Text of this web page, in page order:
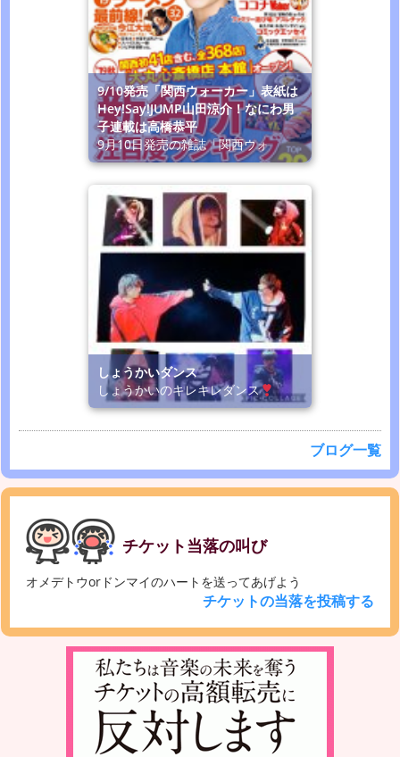
9/10発売「関西ウォーカー」表紙は
Hey!Say!JUMP山田涼介！なにわ男
子連載は高橋恭平
9月10日発売の雑誌「関西ウォ
しょうかいダンス
しょうかいのキレキレダンス
ブログ一覧
チケット当落の叫び
オメデトウorドンマイのハートを送ってあげよう
チケットの当落を投稿する